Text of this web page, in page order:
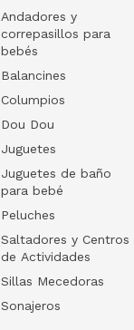
Andadores y
correpasillos para
bebés
Balancines
Columpios
Dou Dou
Juguetes
Juguetes de baño
para bebé
Peluches
Saltadores y Centros
de Actividades
Sillas Mecedoras
Sonajeros